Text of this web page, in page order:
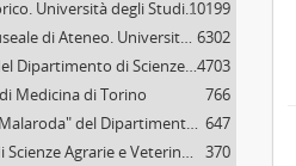
Archivio storico. Università degli Studi di Torino10199
Sistema Museale di Ateneo. Università degli Studi di Torino 6302
Biblioteca del Dipartimento di Scienze della vita e Biologia dei sistemi. Sede di Biologia vegetale. Università degli studi di Torino4703
Medicina di Torino
766
Biblioteca "Malaroda" del Dipartimento di Scienze della Terra. Università degli Studi di Torino 647
Biblioteca di Scienze Agrarie e Veterinarie. Università degli Studi di Torino
370